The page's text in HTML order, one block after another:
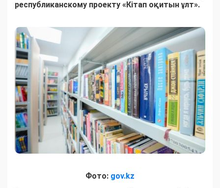
республиканскому проекту «Кітап оқитын ұлт».
Фото: gov.kz